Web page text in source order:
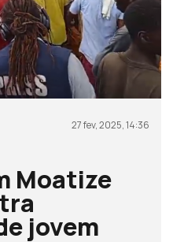
27 fev, 2025, 14:36
Moatize
jovem